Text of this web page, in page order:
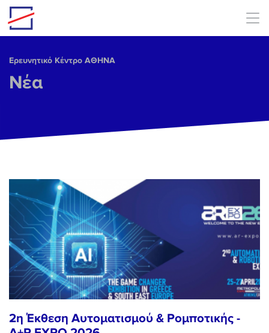
Skip to main content
Ερευνητικό Κέντρο ΑΘΗΝΑ
Νέα
2η Έκθεση Αυτοματισμού & Ρομποτικής -